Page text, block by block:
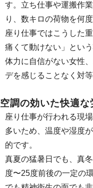
す。立ち仕事や運搬作
り、数キロの荷物を何
座り仕事ではこうした
痛くて動けない」とい
体力に自信がない女性
デを感じることなく対等
空調の効いた快適な
座り仕事が行われる現
多いため、温度や湿度
的です。
真夏の猛暑日でも、真
度〜25度前後の一定の